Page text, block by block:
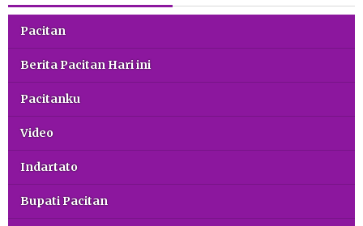
Pacitan
Berita Pacitan Hari ini
Pacitanku
Video
Indartato
Bupati Pacitan